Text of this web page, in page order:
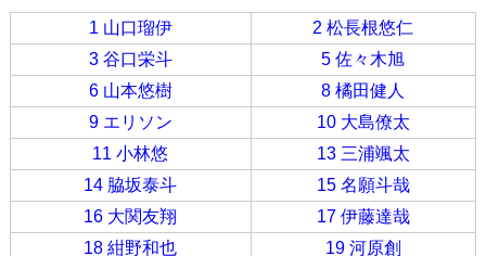
1 山口瑠伊
2 松長根悠仁
3 谷口栄斗
5 佐々木旭
6 山本悠樹
8 橘田健人
9 エリソン
10 大島僚太
11 小林悠
13 三浦颯太
14 脇坂泰斗
15 名願斗哉
16 大関友翔
17 伊藤達哉
18 紺野和也
19 河原創